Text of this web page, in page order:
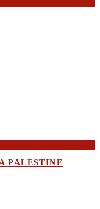
PALESTINE